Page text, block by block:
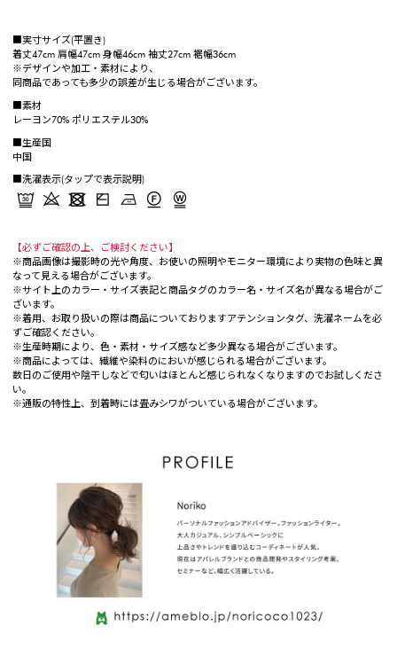
■実寸サイズ(平置き)
着丈47cm 肩幅47cm 身幅46cm 袖丈27cm 裾幅36cm
※デザインや加工・素材により、
同商品であっても多少の誤差が生じる場合がございます。
■素材
レーヨン70% ポリエステル30%
■生産国
中国
■洗濯表示(タップで表示説明)
【必ずご確認の上、ご検討ください】
※商品画像は撮影時の光や角度、お使いの照明やモニター環境により実物の色味と異
なって見える場合がございます。
※サイト上のカラー・サイズ表記と商品タグのカラー名・サイズ名が異なる場合がご
ざいます。
※着用、お取り扱いの際は商品についておりますアテンションタグ、洗濯ネームを必
ずご確認ください。
※生産時期により、色・素材・サイズ感など多少異なる場合がございます。
※商品によっては、繊維や染料のにおいが感じられる場合がございます。
数日のご使用や陰干しなどで匂いはほとんど感じられなくなりますのでお試しくださ
い。
※通販の特性上、到着時には畳みシワがついている場合がございます。